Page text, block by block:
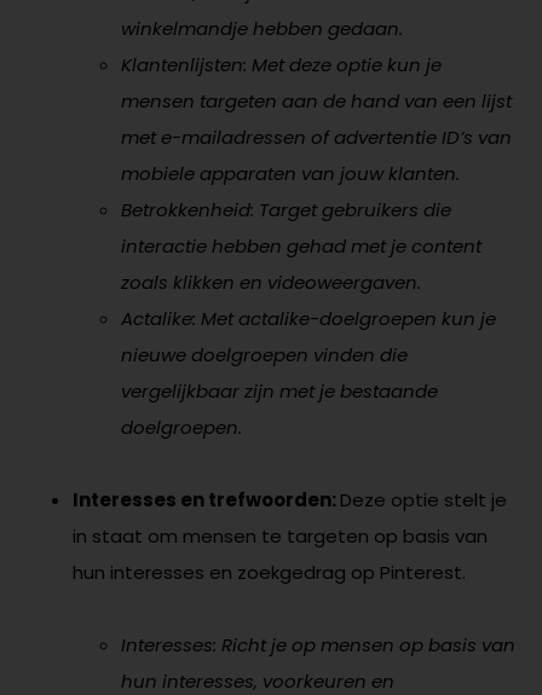
winkelmandje hebben gedaan.
Klantenlijsten: Met deze optie kun je
mensen targeten aan de hand van een lijst
met e-mailadressen of advertentie ID’s van
mobiele apparaten van jouw klanten.
Betrokkenheid: Target gebruikers die
interactie hebben gehad met je content
zoals klikken en videoweergaven.
Actalike: Met actalike-doelgroepen kun je
nieuwe doelgroepen vinden die
vergelijkbaar zijn met je bestaande
doelgroepen.
Interesses en trefwoorden:Deze optie stelt je
in staat om mensen te targeten op basis van
hun interesses en zoekgedrag op Pinterest.
Interesses: Richt je op mensen op basis van
hun interesses, voorkeuren en